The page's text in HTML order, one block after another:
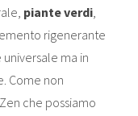
piante verdi,
rigenerante
ma in
Come non
che possiamo